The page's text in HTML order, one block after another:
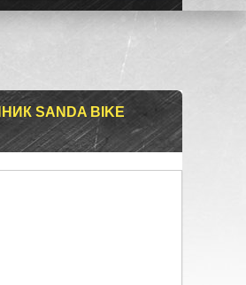
SANDA BIKE